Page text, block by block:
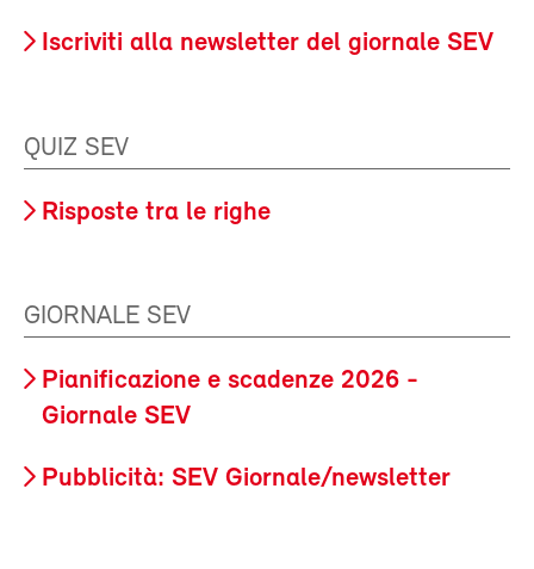
Iscriviti alla newsletter del giornale SEV
QUIZ SEV
Risposte tra le righe
GIORNALE SEV
Pianificazione e scadenze 2026 -
Giornale SEV
Pubblicità: SEV Giornale/newsletter